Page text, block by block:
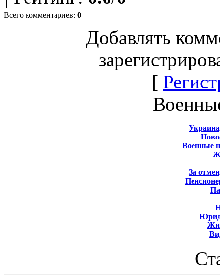
Всего комментариев: 0
Добавлять
[
Военные
За